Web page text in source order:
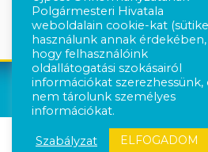
Újpest
Polgármesteri Hivatala
weboldalain cookie-kat
használunk annak érdekében,
hogy felhasználóink
oldallátogatási szokásairól
információkat szerezhessünk,
nem tárolunk személyes
információkat.
Szabályzat ELFOGADOM